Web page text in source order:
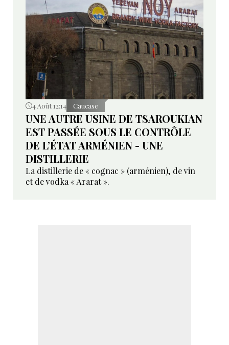
4 Août 12:14 Caucase
UNE AUTRE USINE DE TSAROUKIAN
EST PASSÉE SOUS LE CONTRÔLE
DE L’ÉTAT ARMÉNIEN - UNE
DISTILLERIE
La distillerie de « cognac » (arménien), de vin
et de vodka « Ararat ».